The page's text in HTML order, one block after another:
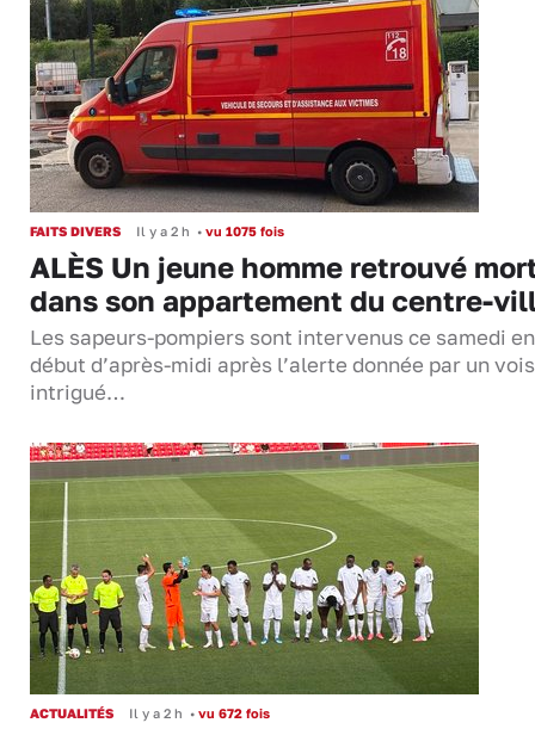
FAITS DIVERS Il y a 2 h • vu 1075 fois
ALÈS Un jeune homme retrouvé
dans son appartement du centre-
Les sapeurs-pompiers sont intervenus ce samedi en
début d’après-midi après l’alerte donnée par un
intrigué…
ACTUALITÉS Il y a 2 h • vu 672 fois